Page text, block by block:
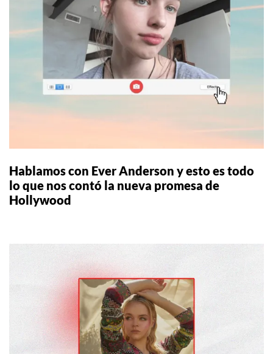
Hablamos con Ever Anderson y esto es todo
lo que nos contó la nueva promesa de
Hollywood